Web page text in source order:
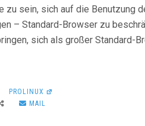
sein, sich auf die Benutzung
– Standard-Browser zu
sich als großer Standard-
PROLINUX
MAIL